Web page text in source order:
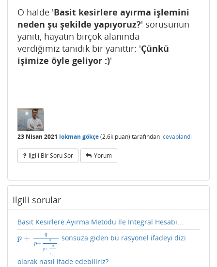
O halde 'Basit kesirlere ayırma işlemini
neden şu şekilde yapıyoruz?' sorusunun
yanıtı, hayatın birçok alanında
verdiğimiz tanıdık bir yanıttır: 'Çünkü
işimize öyle geliyor :)'
23 Nisan 2021 lokman gökçe(2.6k puan) tarafından cevaplandı
Ilgili Bir Soru Sor Yorum
İlgili sorular
Basit Kesirlere Ayırma Metodu İle İntegral Hesabı...
p +
q
p+ q
p+
q
⋱
p +q p+qp+q⋱sonsuza giden bu rasyonel ifadeyi dizi
olarak nasıl ifade edebiliriz?